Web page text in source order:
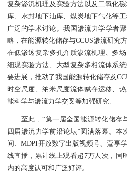
复杂渗流机理及实验方法以及二氧化
库、水封地下油库、煤炭地下气化等
广泛的学术讨论。我国渗流力学学者
略，在能源转化储存与CCUS渗流研究
在低渗透复杂多孔介质渗流机理、多
细观实验方法、大型复杂多相流体系
要进展，推动了我国能源转化储存及
时空尺度、纳米尺度流体赋存运移、
能科学与渗流力学交叉等加强研究。
至此，“第一届全国能源转化储存
四届渗流力学前沿论坛”圆满落幕。本
间、MDPI开放数字出版视频号、蔻享
线直播，累计线上观看超7万人次，同
内的高度认可和广泛好评。